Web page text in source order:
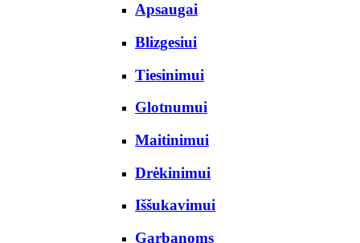
Apsaugai
Blizgesiui
Tiesinimui
Glotnumui
Maitinimui
Drėkinimui
Iššukavimui
Garbanoms